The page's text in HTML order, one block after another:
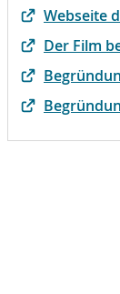
Webseite
Der Film